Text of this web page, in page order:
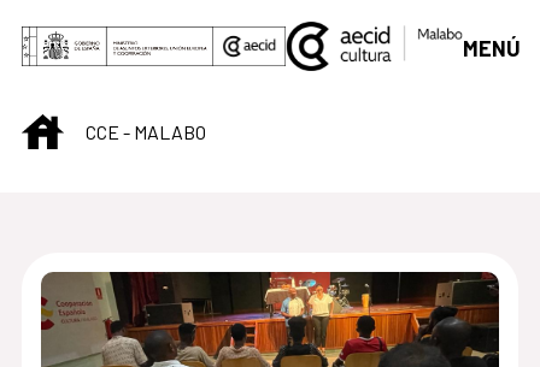
Saltar al contenido principal
MENÚ
INICIOCCE - MALABO